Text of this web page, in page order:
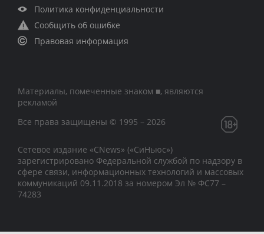
Политика конфиденциальности
Сообщить об ошибке
Правовая информация
Материалы, помеченные знаком ■, являются
рекламой
Все права защищены © 1995 – 2026
Сетевое издание «CNews» («СиНьюс»)
зарегистрировано Федеральной службой по надзору в
сфере связи, информационных технологий и массовых
коммуникаций 09.11.2018 за номером Эл № ФС77 –
74283